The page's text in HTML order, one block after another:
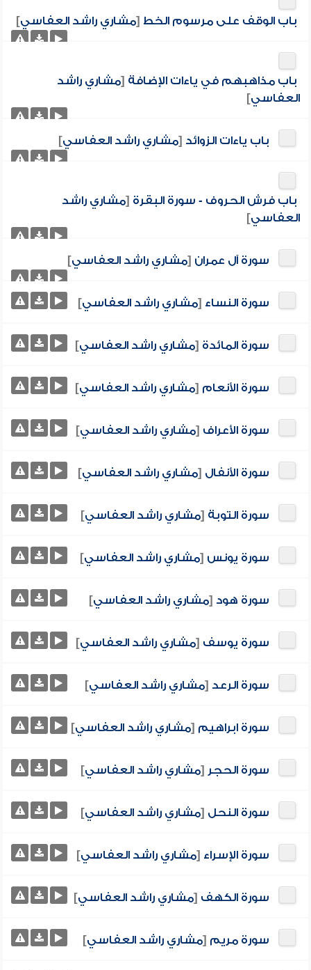
باب الوقف على مرسوم الخط [مشاري راشد العفاسي]
باب مذاهبهم في ياءات الإضافة [مشاري راشد
العفاسي]
باب ياءات الزوائد [مشاري راشد العفاسي]
باب فرش الحروف - سورة البقرة [مشاري راشد
العفاسي]
سورة آل عمران [مشاري راشد العفاسي]
سورة النساء [مشاري راشد العفاسي]
سورة المائدة [مشاري راشد العفاسي]
سورة الأنعام [مشاري راشد العفاسي]
سورة الأعراف [مشاري راشد العفاسي]
سورة الأنفال [مشاري راشد العفاسي]
سورة التوبة [مشاري راشد العفاسي]
سورة يونس [مشاري راشد العفاسي]
سورة هود [مشاري راشد العفاسي]
سورة يوسف [مشاري راشد العفاسي]
سورة الرعد [مشاري راشد العفاسي]
سورة ابراهيم [مشاري راشد العفاسي]
سورة الحجر [مشاري راشد العفاسي]
سورة النحل [مشاري راشد العفاسي]
سورة الإسراء [مشاري راشد العفاسي]
سورة الكهف [مشاري راشد العفاسي]
سورة مريم [مشاري راشد العفاسي]